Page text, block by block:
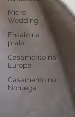
Micro
Wedding
Ensaio na
praia
Casamento na
Europa
Casamento na
Noruega